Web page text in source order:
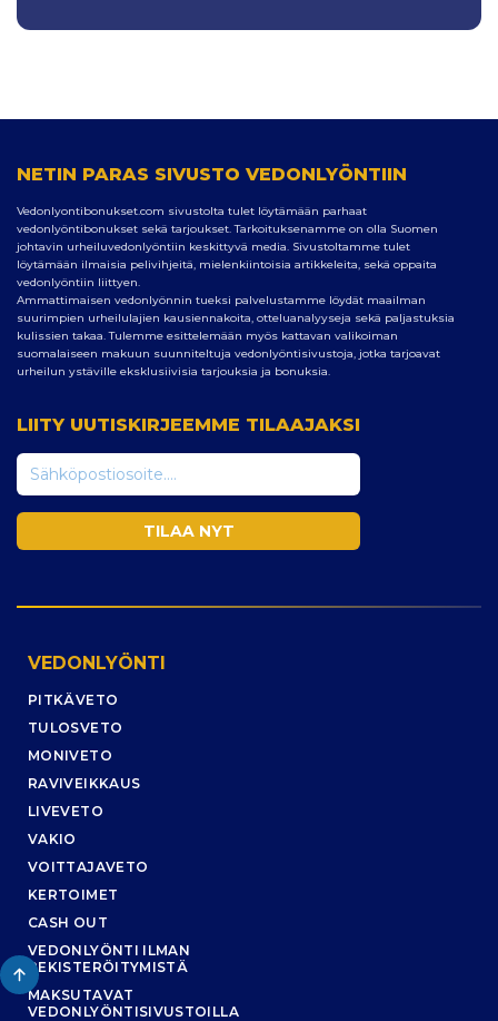
NETIN PARAS SIVUSTO VEDONLYÖNTIIN
Vedonlyontibonukset.com sivustolta tulet löytämään parhaat
vedonlyöntibonukset sekä tarjoukset. Tarkoituksenamme on olla Suomen
johtavin urheiluvedonlyöntiin keskittyvä media. Sivustoltamme tulet
löytämään ilmaisia pelivihjeitä, mielenkiintoisia artikkeleita, sekä oppaita
vedonlyöntiin liittyen.
Ammattimaisen vedonlyönnin tueksi palvelustamme löydät maailman
suurimpien urheilulajien kausiennakoita, otteluanalyyseja sekä paljastuksia
kulissien takaa. Tulemme esittelemään myös kattavan valikoiman
suomalaiseen makuun suunniteltuja vedonlyöntisivustoja, jotka tarjoavat
urheilun ystäville eksklusiivisia tarjouksia ja bonuksia.
LIITY UUTISKIRJEEMME TILAAJAKSI
VEDONLYÖNTI
PITKÄVETO
TULOSVETO
MONIVETO
RAVIVEIKKAUS
LIVEVETO
VAKIO
VOITTAJAVETO
KERTOIMET
CASH OUT
VEDONLYÖNTI ILMAN
REKISTERÖITYMISTÄ
MAKSUTAVAT
VEDONLYÖNTISIVUSTOILLA